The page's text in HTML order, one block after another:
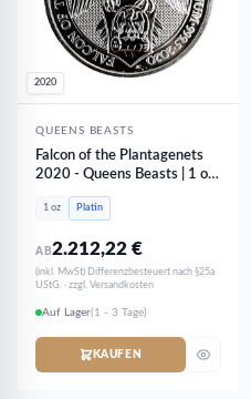
2020
QUEENS BEASTS
Falcon of the Plantagenets
2020 - Queens Beasts | 1 oz
Platin
1 oz Platin
AB2.212,22€
(inkl. MwSt) Differenzbesteuert nach §25a
UStG. · zzgl. Versandkosten
Auf Lager(1 - 3 Tage)
KAUFEN